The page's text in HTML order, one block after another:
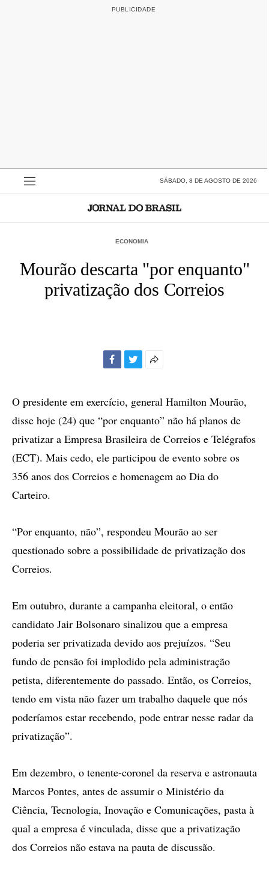
SÁBADO, 8 DE AGOSTO DE 2026
ECONOMIA
Mourão descarta "por enquanto"
privatização dos Correios
compartilhamento
O presidente em exercício, general Hamilton Mourão,
disse hoje (24) que “por enquanto” não há planos de
privatizar a Empresa Brasileira de Correios e Telégrafos
(ECT). Mais cedo, ele participou de evento sobre os
356 anos dos Correios e homenagem ao Dia do
Carteiro.
“Por enquanto, não”, respondeu Mourão ao ser
questionado sobre a possibilidade de privatização dos
Correios.
Em outubro, durante a campanha eleitoral, o então
candidato Jair Bolsonaro sinalizou que a empresa
poderia ser privatizada devido aos prejuízos. “Seu
fundo de pensão foi implodido pela administração
petista, diferentemente do passado. Então, os Correios,
tendo em vista não fazer um trabalho daquele que nós
poderíamos estar recebendo, pode entrar nesse radar da
privatização”.
Em dezembro, o tenente-coronel da reserva e astronauta
Marcos Pontes, antes de assumir o Ministério da
Ciência, Tecnologia, Inovação e Comunicações, pasta à
qual a empresa é vinculada, disse que a privatização
dos Correios não estava na pauta de discussão.